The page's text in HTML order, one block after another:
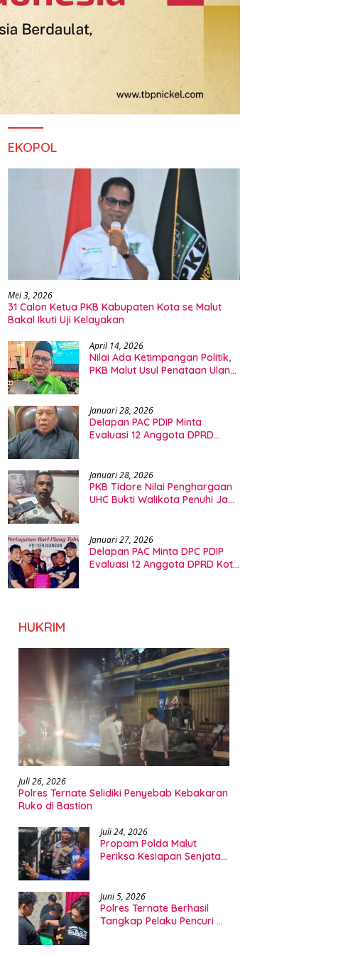
EKOPOL
Mei 3, 2026
31 Calon Ketua PKB Kabupaten Kota se Malut
Bakal Ikuti Uji Kelayakan
April 14, 2026
Nilai Ada Ketimpangan Politik,
PKB Malut Usul Penataan Ulang
Januari 28, 2026
Delapan PAC PDIP Minta
Evaluasi 12 Anggota DPRD
Januari 28, 2026
PKB Tidore Nilai Penghargaan
UHC Bukti Walikota Penuhi Janji
Januari 27, 2026
Delapan PAC Minta DPC PDIP
Evaluasi 12 Anggota DPRD Kota
HUKRIM
Juli 26, 2026
Polres Ternate Selidiki Penyebab Kebakaran
Ruko di Bastion
Juli 24, 2026
Propam Polda Malut
Periksa Kesiapan Senjata
Juni 5, 2026
Polres Ternate Berhasil
Tangkap Pelaku Pencuri HP